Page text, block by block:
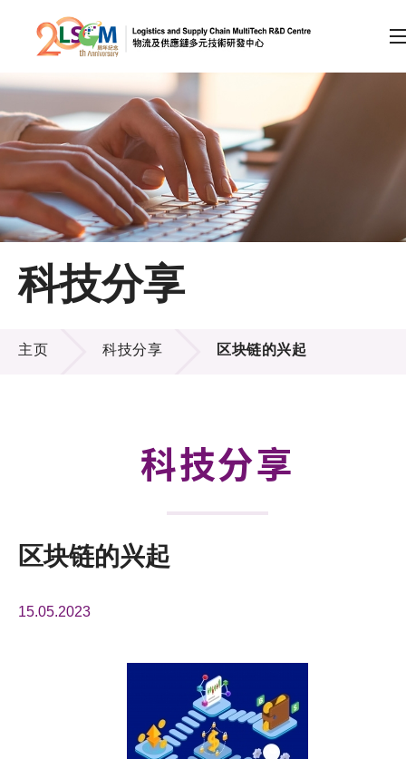
跳到内容（按回车键）
会员登录
A EN 繁 简
主页
关于LSCM
技术商品化
科技分享
科技分享
主页 科技分享 区块链的兴起
科技分享
区块链的兴起
15.05.2023